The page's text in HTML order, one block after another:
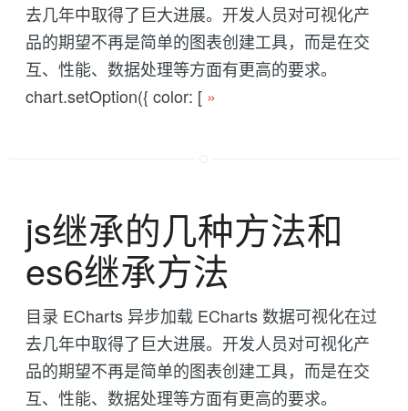
去几年中取得了巨大进展。开发人员对可视化产
品的期望不再是简单的图表创建工具，而是在交
互、性能、数据处理等方面有更高的要求。
chart.setOption({ color: [ »
js继承的几种方法和
es6继承方法
目录 ECharts 异步加载 ECharts 数据可视化在过
去几年中取得了巨大进展。开发人员对可视化产
品的期望不再是简单的图表创建工具，而是在交
互、性能、数据处理等方面有更高的要求。